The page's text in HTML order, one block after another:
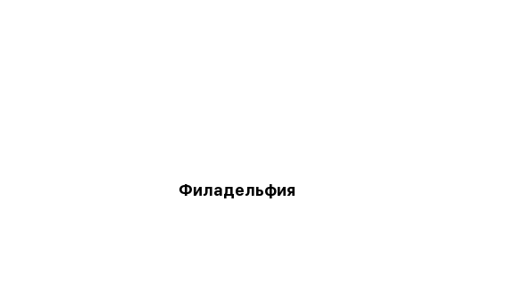
Филадельфия